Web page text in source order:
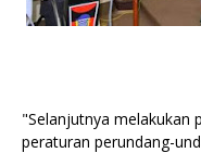
"Selanjutnya melakukan
peraturan perundang-